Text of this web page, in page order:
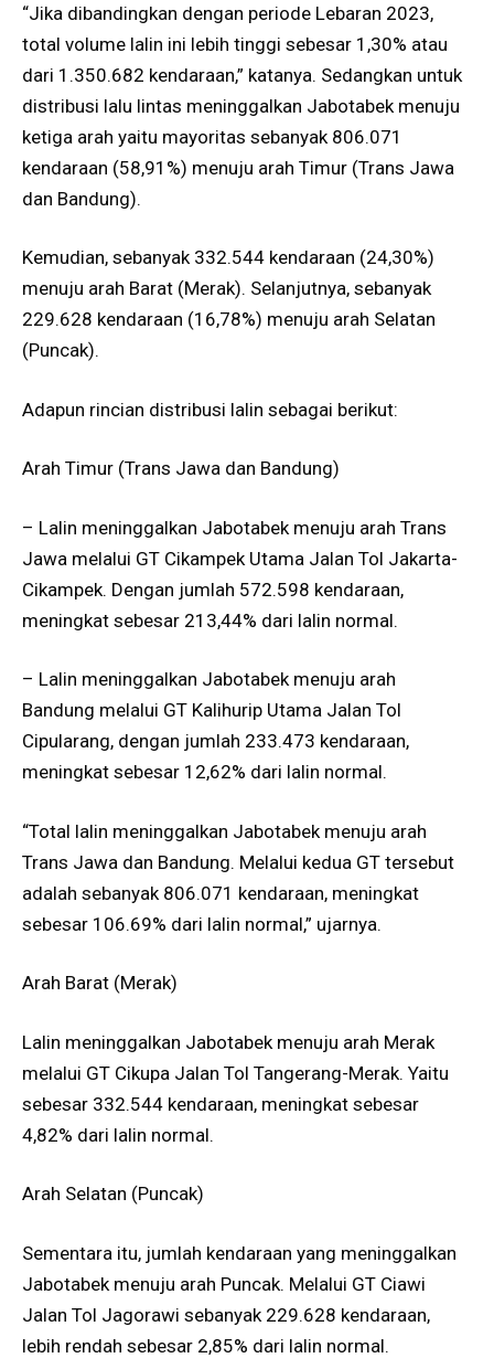
“Jika dibandingkan dengan periode Lebaran 2023,
total volume lalin ini lebih tinggi sebesar 1,30% atau
dari 1.350.682 kendaraan,” katanya. Sedangkan untuk
distribusi lalu lintas meninggalkan Jabotabek menuju
ketiga arah yaitu mayoritas sebanyak 806.071
kendaraan (58,91%) menuju arah Timur (Trans Jawa
dan Bandung).
Kemudian, sebanyak 332.544 kendaraan (24,30%)
menuju arah Barat (Merak). Selanjutnya, sebanyak
229.628 kendaraan (16,78%) menuju arah Selatan
(Puncak).
Adapun rincian distribusi lalin sebagai berikut:
Arah Timur (Trans Jawa dan Bandung)
– Lalin meninggalkan Jabotabek menuju arah Trans
Jawa melalui GT Cikampek Utama Jalan Tol Jakarta-
Cikampek. Dengan jumlah 572.598 kendaraan,
meningkat sebesar 213,44% dari lalin normal.
– Lalin meninggalkan Jabotabek menuju arah
Bandung melalui GT Kalihurip Utama Jalan Tol
Cipularang, dengan jumlah 233.473 kendaraan,
meningkat sebesar 12,62% dari lalin normal.
“Total lalin meninggalkan Jabotabek menuju arah
Trans Jawa dan Bandung. Melalui kedua GT tersebut
adalah sebanyak 806.071 kendaraan, meningkat
sebesar 106.69% dari lalin normal,” ujarnya.
Arah Barat (Merak)
Lalin meninggalkan Jabotabek menuju arah Merak
melalui GT Cikupa Jalan Tol Tangerang-Merak. Yaitu
sebesar 332.544 kendaraan, meningkat sebesar
4,82% dari lalin normal.
Arah Selatan (Puncak)
Sementara itu, jumlah kendaraan yang meninggalkan
Jabotabek menuju arah Puncak. Melalui GT Ciawi
Jalan Tol Jagorawi sebanyak 229.628 kendaraan,
lebih rendah sebesar 2,85% dari lalin normal.